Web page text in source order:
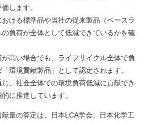
します。
ける標準品や当社の従来製品（ベースラ
負荷が全体として低減できているかを確
高い場合でも、ライフサイクル全体で負
環境貢献製品」として認定されます。
、社会全体での環境負荷低減に貢献でき
に推進しています。
量の算定は、日本LCA学会、日本化学工